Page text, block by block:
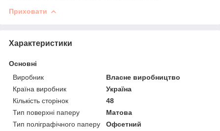
Приховати
Характеристики
Основні
Виробник
Власне виробництво
Країна виробник
Україна
Кількість сторінок
48
Тип поверхні паперу
Матова
Тип поліграфічного паперу
Офсетний